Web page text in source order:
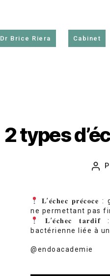
Dr Brice Riera Cabinet
2 types
𝐋’𝐞́𝐜𝐡𝐞𝐜
ne permettant pas
𝐋’𝐞́𝐜𝐡𝐞𝐜
bactérienne liée à
@endoacademie